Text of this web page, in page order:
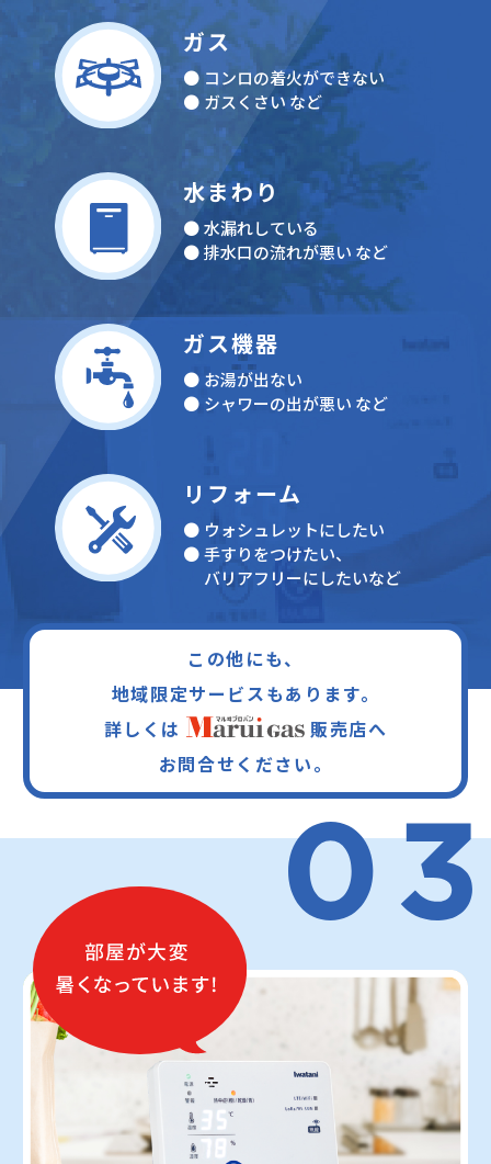
ガス
コンロの着火ができない
ガスくさい など
水まわり
水漏れしている
排水口の流れが悪い など
ガス機器
お湯が出ない
シャワーの出が悪い など
リフォーム
ウォシュレットにしたい
手すりをつけたい、
バリアフリーにしたいなど
この他にも、
地域限定サービスもあります。
詳しくは
販売店へ
お問合せください。